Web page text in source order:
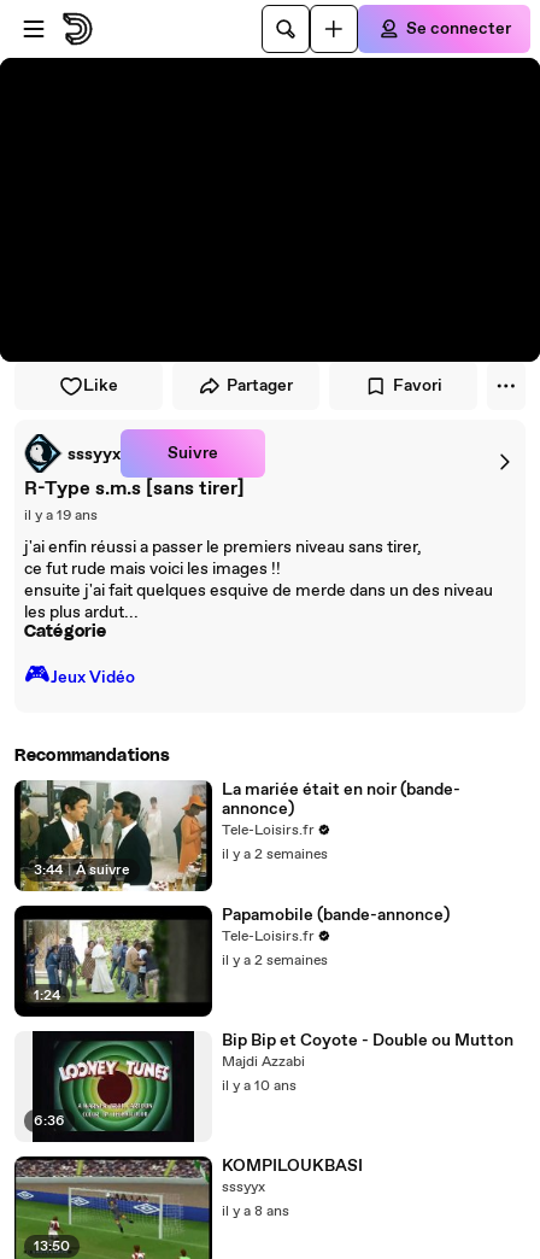
Passer au player
Passer au contenu principal
Se connecter
Like Partager Favori
sssyyx Suivre
R-Type s.m.s [sans tirer]
il y a 19 ans
j'ai enfin réussi a passer le premiers niveau sans tirer,
ce fut rude mais voici les images !!
ensuite j'ai fait quelques esquive de merde dans un des niveau
les plus ardut...
Catégorie
🎮️Jeux Vidéo
Recommandations
3:44 | À suivre
La mariée était en noir (bande-
annonce)
Tele-Loisirs.fr
il y a 2 semaines
1:24
Papamobile (bande-annonce)
Tele-Loisirs.fr
il y a 2 semaines
6:36
Bip Bip et Coyote - Double ou Mutton
Majdi Azzabi
il y a 10 ans
13:50
KOMPILOUKBASI
sssyyx
il y a 8 ans